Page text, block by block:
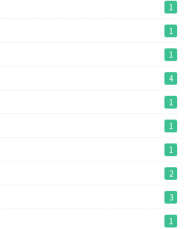
1
1
1
4
1
1
1
2
3
1